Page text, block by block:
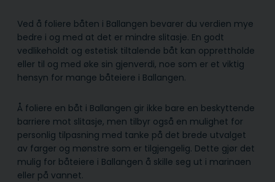
Ved å foliere båten i Ballangen bevarer du verdien mye
bedre i og med at det er mindre slitasje. En godt
vedlikeholdt og estetisk tiltalende båt kan opprettholde
eller til og med øke sin gjenverdi, noe som er et viktig
hensyn for mange båteiere i Ballangen.
Å foliere en båt i Ballangen gir ikke bare en beskyttende
barriere mot slitasje, men tilbyr også en mulighet for
personlig tilpasning med tanke på det brede utvalget
av farger og mønstre som er tilgjengelig. Dette gjør det
mulig for båteiere i Ballangen å skille seg ut i marinaen
eller på vannet.